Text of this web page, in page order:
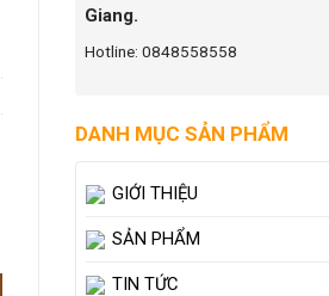
Giang.
Hotline: 0848558558
DANH MỤC SẢN PHẨM
GIỚI THIỆU
SẢN PHẨM
TIN TỨC